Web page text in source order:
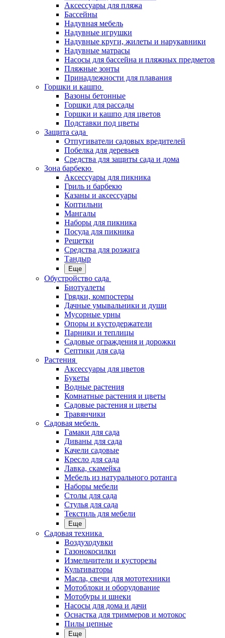
Аксессуары для пляжа
Бассейны
Надувная мебель
Надувные игрушки
Надувные круги, жилеты и нарукавники
Надувные матрасы
Насосы для бассейна и пляжных предметов
Пляжные зонты
Принадлежности для плавания
Горшки и кашпо
Вазоны бетонные
Горшки для рассады
Горшки и кашпо для цветов
Подставки под цветы
Защита сада
Отпугиватели садовых вредителей
Побелка для деревьев
Средства для защиты сада и дома
Зона барбекю
Аксессуары для пикника
Гриль и барбекю
Казаны и аксессуары
Коптильни
Мангалы
Наборы для пикника
Посуда для пикника
Решетки
Средства для розжига
Тандыр
Еще
Обустройство сада
Биотуалеты
Грядки, компостеры
Дачные умывальники и души
Мусорные урны
Опоры и кустодержатели
Парники и теплицы
Садовые ограждения и дорожки
Септики для сада
Растения
Аксессуары для цветов
Букеты
Водные растения
Комнатные растения и цветы
Садовые растения и цветы
Травянчики
Садовая мебель
Гамаки для сада
Диваны для сада
Качели садовые
Кресло для сада
Лавка, скамейка
Мебель из натурального ротанга
Наборы мебели
Столы для сада
Стулья для сада
Текстиль для мебели
Еще
Садовая техника
Воздуходувки
Газонокосилки
Измельчители и кусторезы
Культиваторы
Масла, свечи для мототехники
Мотоблоки и оборудование
Мотобуры и шнеки
Насосы для дома и дачи
Оснастка для триммеров и мотокос
Пилы цепные
Еще